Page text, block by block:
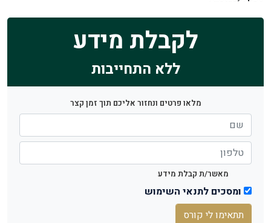
לקבלת מידע
ללא התחייבות
מלאו פרטים ונחזור אליכם תוך זמן קצר
מאשר/ת קבלת מידע
ומסכים לתנאי השימוש
תתאימו לי קורס